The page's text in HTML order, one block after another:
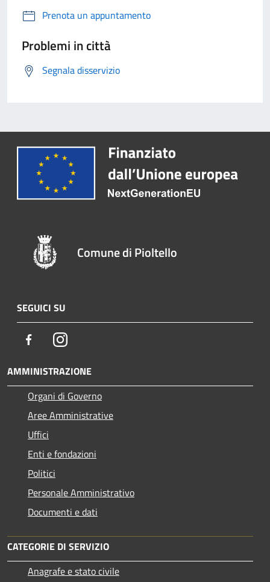
Prenota un appuntamento
Problemi in città
Segnala disservizio
Comune di Pioltello
SEGUICI SU
FacebookInstagram
AMMINISTRAZIONE
Organi di Governo
Aree Amministrative
Uffici
Enti e fondazioni
Politici
Personale Amministrativo
Documenti e dati
CATEGORIE DI SERVIZIO
Anagrafe e stato civile